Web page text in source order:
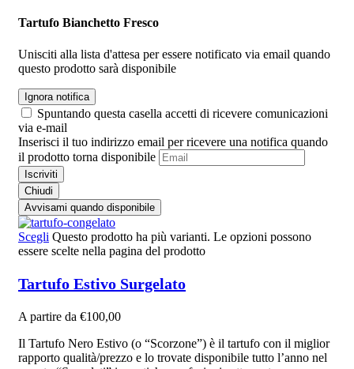
Tartufo Bianchetto Fresco
Unisciti alla lista d'attesa per essere notificato via email quando
questo prodotto sarà disponibile
Ignora notifica
Spuntando questa casella accetti di ricevere comunicazioni
via e-mail
Inserisci il tuo indirizzo email per ricevere una notifica quando
il prodotto torna disponibile
Iscriviti
Chiudi
Avvisami quando disponibile
Scegli Questo prodotto ha più varianti. Le opzioni possono
essere scelte nella pagina del prodotto
Tartufo Estivo Surgelato
A partire da €100,00
Il Tartufo Nero Estivo (o “Scorzone”) è il tartufo con il miglior
rapporto qualità/prezzo e lo trovate disponibile tutto l’anno nel